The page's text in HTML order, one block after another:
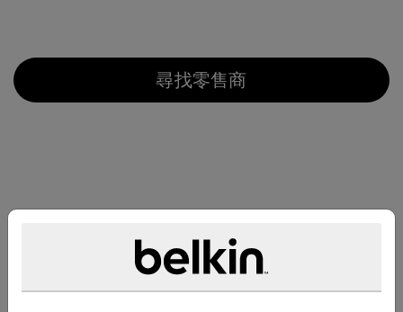
尋找零售商